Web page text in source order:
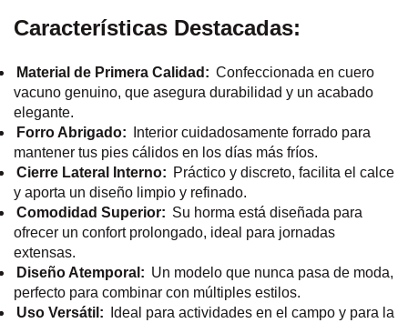
Características Destacadas:
Material de Primera Calidad: Confeccionada en cuero
vacuno genuino, que asegura durabilidad y un acabado
elegante.
Forro Abrigado:
Interior cuidadosamente forrado para
mantener tus pies cálidos en los días más fríos.
Cierre Lateral Interno: Práctico y discreto, facilita el calce
y aporta un diseño limpio y refinado.
Comodidad Superior: Su horma está diseñada para
ofrecer un confort prolongado, ideal para jornadas
extensas.
Diseño Atemporal: Un modelo que nunca pasa de moda,
perfecto para combinar con múltiples estilos.
Uso Versátil:
Ideal para actividades en el campo y para la